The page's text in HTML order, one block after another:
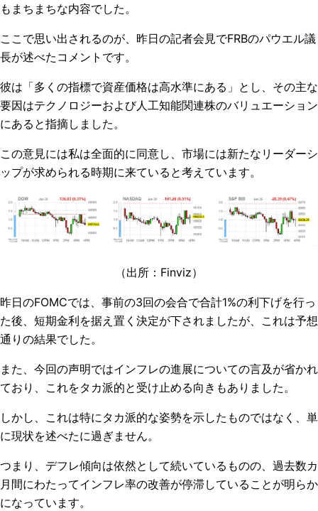
もまちまちな内容でした。
ここで思い出されるのが、昨日の記者会見でFRBのパウエル議
長が述べたコメントです。
彼は「多くの指標で資産価格は高水準にある」とし、その主な
要因はテクノロジーおよび人工知能関連株のバリュエーション
にあると指摘しました。
この意見には私は全面的に同意し、市場には新たなリーダーシ
ップが求められる時期に来ていると考えています。
（出所： Finviz）
昨日のFOMCでは、事前の3回の会合で合計1%の利下げを行っ
た後、短期金利を据え置く決定が下されましたが、これは予想
通りの結果でした。
また、今回の声明ではインフレの進展についての言及が省かれ
ており、これをタカ派的と受け止める向きもありました。
しかし、これは特にタカ派的な姿勢を示したものではなく、単
に現状を述べたに過ぎません。
つまり、デフレ傾向は依然として続いているものの、過去数カ
月間にわたってインフレ率の改善が停滞していることが明らか
になっています。